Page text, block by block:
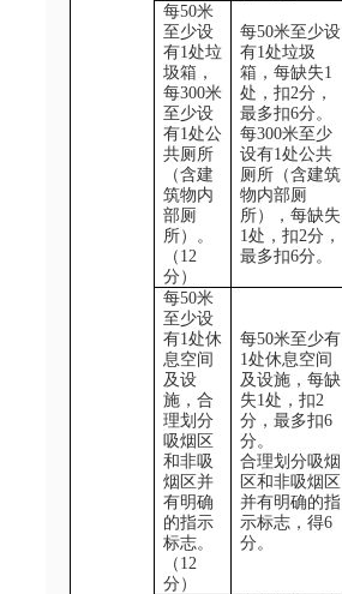
每50米
至少设
有1处垃
圾箱，
每300米
至少设
有1处公
共厕所
（含建
筑物内
部厕
所）
。
（12
分）
每50米至少设
有1处垃圾
箱，每缺失1
处，扣2分，
最多扣6分。
每300米至少
设有1处公共
厕所（含建筑
物内部厕
所），每缺失
1处，扣2分，
最多扣6分。
每50米
至少设
有1处休
息空间
及设
施，合
理划分
吸烟区
和非吸
烟区并
有明确
的指示
标志。
（ 12
分）
每50米至少有
1处休息空间
及设施，每缺
失1处，扣2
分，最多扣6
分。
合理划分吸烟
区和非吸烟区
并有明确的指
示标志，得6
分。